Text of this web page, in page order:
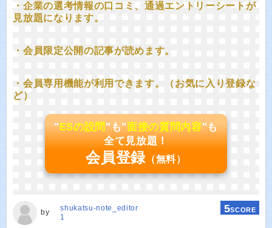
・企業の選考情報の口コミ、通過エントリーシートが
見放題になります。
・会員限定公開の記事が読めます。
・会員専用機能が利用できます。（お気に入り登録な
ど）
"ESの設問"も"面接の質問内容"も
全て見放題！
会員登録 （無料）
by
shukatsu-note_editor
1
5SCORE